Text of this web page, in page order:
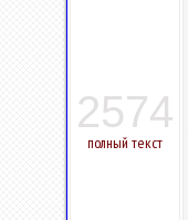
2574
полный текст